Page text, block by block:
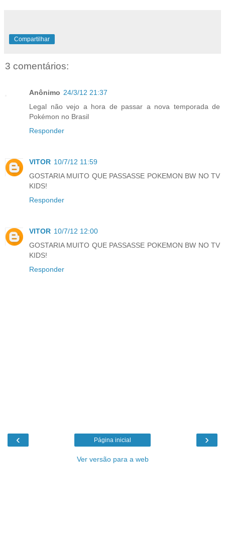
Compartilhar
3 comentários:
Anônimo 24/3/12 21:37
Legal não vejo a hora de passar a nova temporada de
Pokémon no Brasil
Responder
VITOR 10/7/12 11:59
GOSTARIA MUITO QUE PASSASSE POKEMON BW NO TV
KIDS!
Responder
VITOR 10/7/12 12:00
GOSTARIA MUITO QUE PASSASSE POKEMON BW NO TV
KIDS!
Responder
‹ ›
Página inicial
Ver versão para a web